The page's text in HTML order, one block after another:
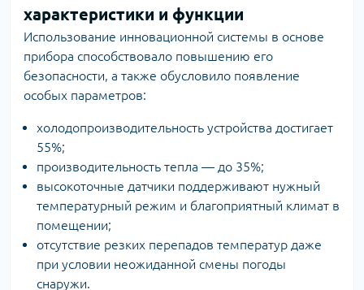
характеристики и функции
Использование инновационной системы в основе
прибора способствовало повышению его
безопасности, а также обусловило появление
особых параметров:
холодопроизводительность устройства достигает
55%;
производительность тепла — до 35%;
высокоточные датчики поддерживают нужный
температурный режим и благоприятный климат в
помещении;
отсутствие резких перепадов температур даже
при условии неожиданной смены погоды
снаружи.